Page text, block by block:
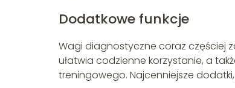
Dodatkowe funkcje
Wagi diagnostyczne coraz częściej
ułatwia codzienne korzystanie, a
treningowego. Najcenniejsze